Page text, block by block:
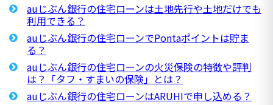
auじぶん銀行の住宅ローンは土地先行や土地だけでも
利用できる？
auじぶん銀行の住宅ローンでPontaポイントは貯ま
る？
auじぶん銀行の住宅ローンの火災保険の特徴や評判
は？「タフ・すまいの保険」とは？
auじぶん銀行の住宅ローンはARUHIで申し込める？